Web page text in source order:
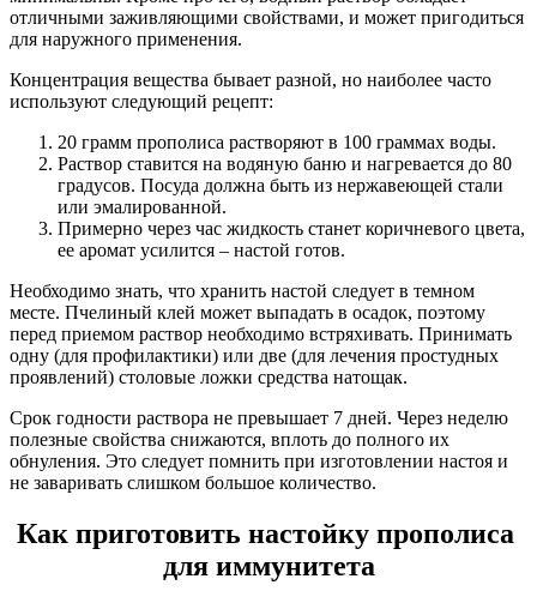
отличными заживляющими свойствами, и может пригодиться
для наружного применения.
Концентрация вещества бывает разной, но наиболее часто
используют следующий рецепт:
20 грамм прополиса растворяют в 100 граммах воды.
Раствор ставится на водяную баню и нагревается до 80
градусов. Посуда должна быть из нержавеющей стали
или эмалированной.
Примерно через час жидкость станет коричневого цвета,
ее аромат усилится – настой готов.
Необходимо знать, что хранить настой следует в темном
месте. Пчелиный клей может выпадать в осадок, поэтому
перед приемом раствор необходимо встряхивать. Принимать
одну (для профилактики) или две (для лечения простудных
проявлений) столовые ложки средства натощак.
Срок годности раствора не превышает 7 дней. Через неделю
полезные свойства снижаются, вплоть до полного их
обнуления. Это следует помнить при изготовлении настоя и
не заваривать слишком большое количество.
Как приготовить настойку прополиса
для иммунитета